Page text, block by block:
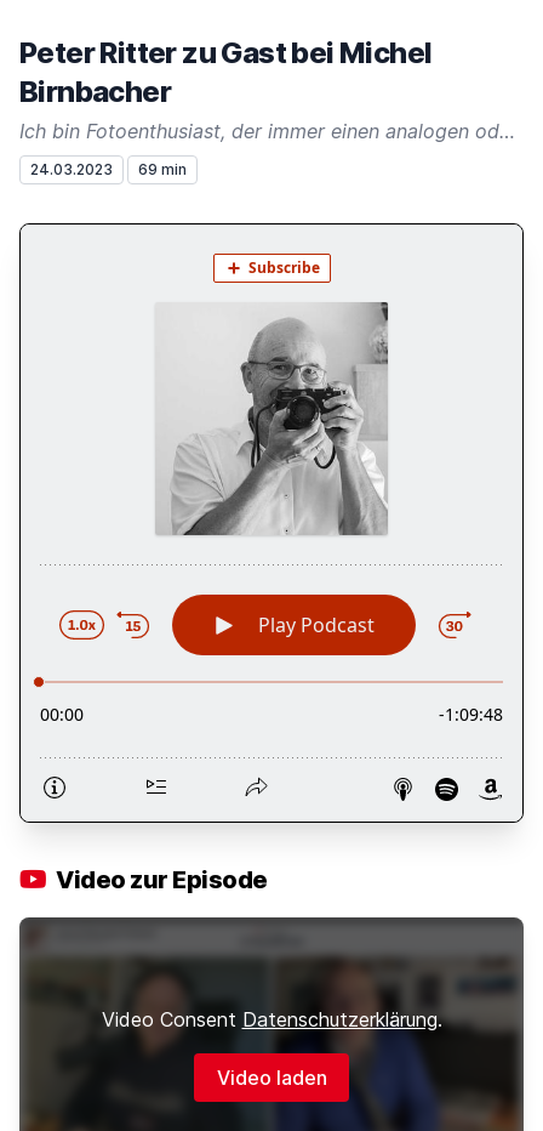
Peter Ritter zu Gast bei Michel
Birnbacher
Ich bin Fotoenthusiast, der immer einen analogen oder digitalen Fotoapparat bei sich hat.
24.03.2023 69 min
Video zur Episode
Video Consent Datenschutzerklärung.
Video laden